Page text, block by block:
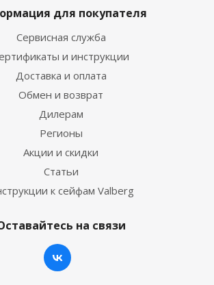
для покупателя
Сервисная служба
и инструкции
Доставка и оплата
Обмен и возврат
Дилерам
Регионы
Акции и скидки
Статьи
к сейфам Valberg
на связи